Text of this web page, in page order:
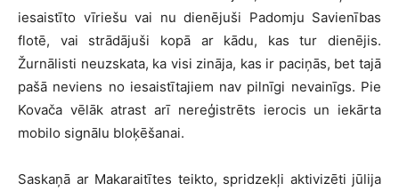
iesaistīto vīriešu vai nu dienējuši Padomju Savienības
flotē, vai strādājuši kopā ar kādu, kas tur dienējis.
Žurnālisti neuzskata, ka visi zināja, kas ir paciņās, bet tajā
pašā neviens no iesaistītajiem nav pilnīgi nevainīgs. Pie
Kovača vēlāk atrast arī nereģistrēts ierocis un iekārta
mobilo signālu bloķēšanai.
Saskaņā ar Makaraitītes teikto, spridzekļi aktivizēti jūlija